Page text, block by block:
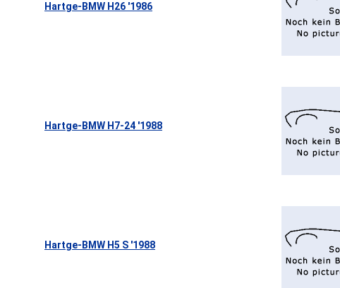
Hartge-BMW H26 '1986
Hartge-BMW H7-24 '1988
Hartge-BMW H5 S '1988